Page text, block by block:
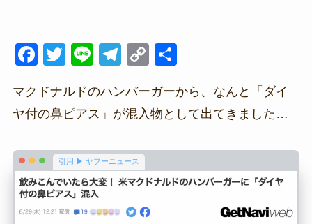
F
c
e
b
o
o
k
T
tt
er
Li
e
T
e
gr
a
m
C
p
y
Li
n
k
マクドナルドのハンバーガーから、なんと「ダイ
ヤ付の鼻ピアス」が混入物として出てきました…
引用 ▶ ヤフーニュース